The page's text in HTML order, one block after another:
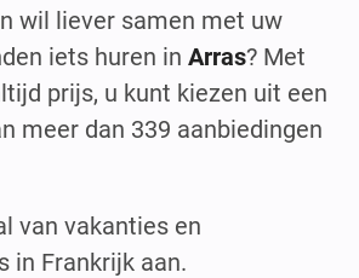
wil liever samen met uw
iets huren in Arras? Met
prijs, u kunt kiezen uit een
meer dan 339 aanbiedingen
van vakanties en
in Frankrijk aan.